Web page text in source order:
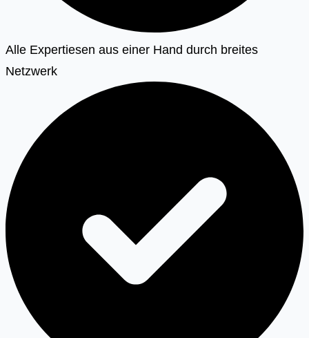
Alle Expertiesen aus einer Hand durch breites
Netzwerk